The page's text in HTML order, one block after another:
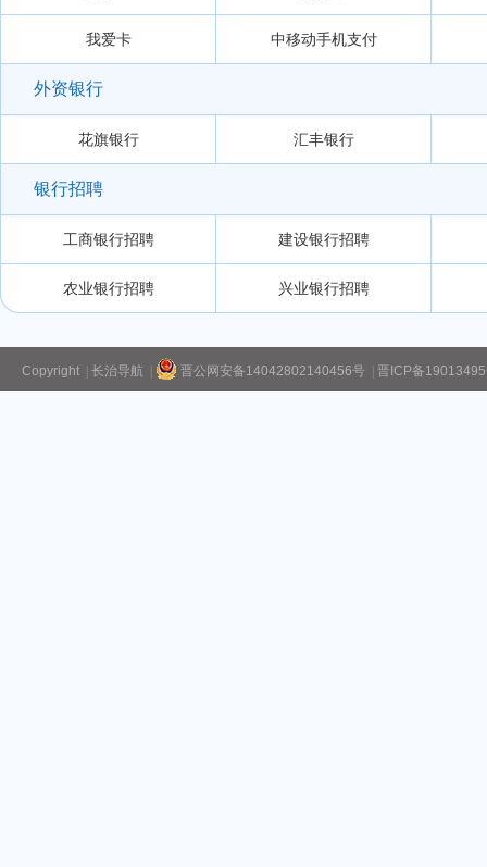
我爱卡 中移动手机支付
外资银行
花旗银行 汇丰银行
银行招聘
工商银行招聘 建设银行招聘
农业银行招聘 兴业银行招聘
Copyright | 长治导航 | 晋公网安备14042802140456号 | 晋ICP备